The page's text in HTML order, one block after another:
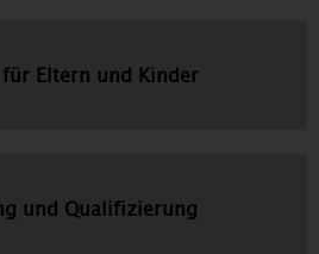
Eltern und Kinder
und Qualifizierung